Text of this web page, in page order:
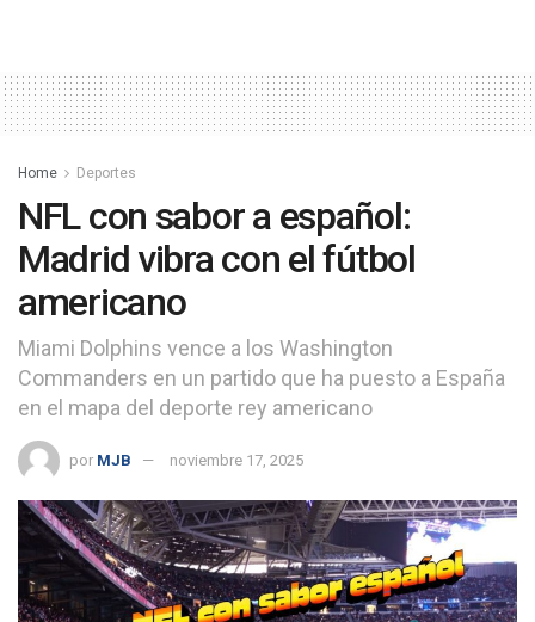
Home Deportes
NFL con sabor a español:
Madrid vibra con el fútbol
americano
Miami Dolphins vence a los Washington
Commanders en un partido que ha puesto a España
en el mapa del deporte rey americano
por MJB noviembre 17, 2025